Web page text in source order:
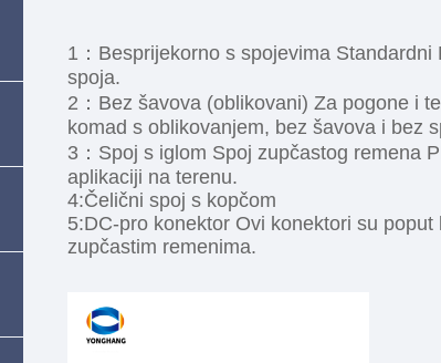
1：Besprijekorno s spojevima
spoja.
2：Bez šavova (oblikovani) Za pogone i
komad s oblikovanjem, bez šavova i bez
3：Spoj s iglom Spoj zupčastog remena
aplikaciji na terenu.
4:Čelični spoj s kopčom
5:DC-pro konektor Ovi konektori su
zupčastim remenima.